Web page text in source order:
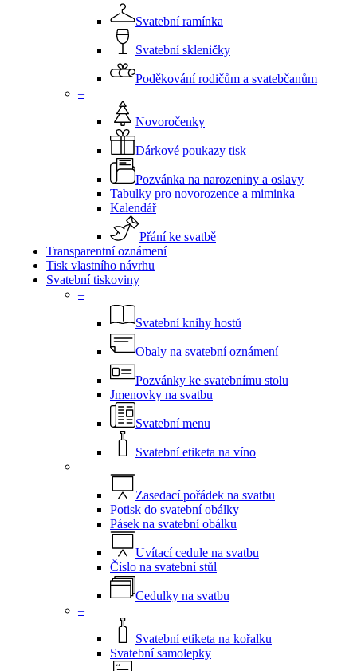
Svatební ramínka
Svatební skleničky
Poděkování rodičům a svatebčanům
–
Novoročenky
Dárkové poukazy tisk
Pozvánka na narozeniny a oslavy
Tabulky pro novorozence a miminka
Kalendář
Přání ke svatbě
Transparentní oznámení
Tisk vlastního návrhu
Svatební tiskoviny
–
Svatební knihy hostů
Obaly na svatební oznámení
Pozvánky ke svatebnímu stolu
Jmenovky na svatbu
Svatební menu
Svatební etiketa na víno
–
Zasedací pořádek na svatbu
Potisk do svatební obálky
Pásek na svatební obálku
Uvítací cedule na svatbu
Číslo na svatební stůl
Cedulky na svatbu
–
Svatební etiketa na kořalku
Svatební samolepky